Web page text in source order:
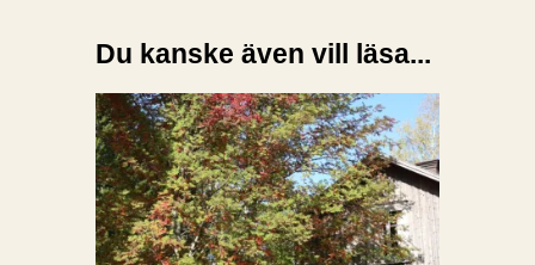
Du kanske även vill läsa...